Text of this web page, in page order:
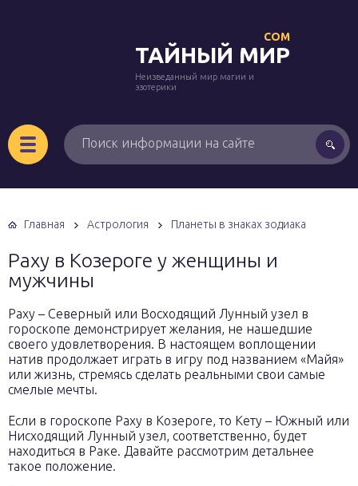
ТАЙНЫЙ МИР
COM
Неизведанный мир магии и
эзотерики
Главная Астрология Планеты в знаках зодиака
Раху в Козероге у женщины и
мужчины
Раху – Северный или Восходящий Лунный узел в
гороскопе демонстрирует желания, не нашедшие
своего удовлетворения. В настоящем воплощении
натив продолжает играть в игру под названием «Майя»
или жизнь, стремясь сделать реальными свои самые
смелые мечты.
Если в гороскопе Раху в Козероге, то Кету – Южный или
Нисходящий Лунный узел, соответственно, будет
находиться в Раке. Давайте рассмотрим детальнее
такое положение.